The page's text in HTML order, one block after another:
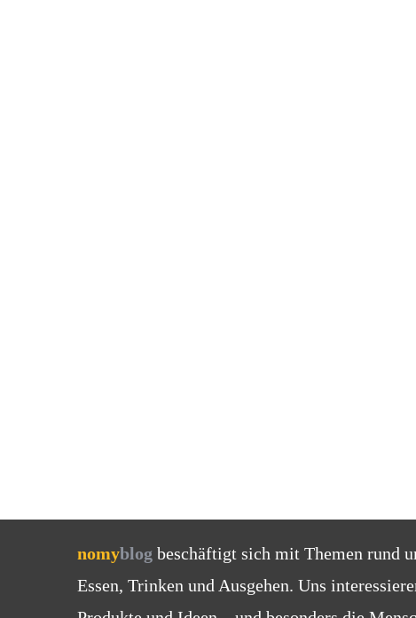
nomyblog beschäftigt sich mit Themen rund
Essen, Trinken und Ausgehen. Uns